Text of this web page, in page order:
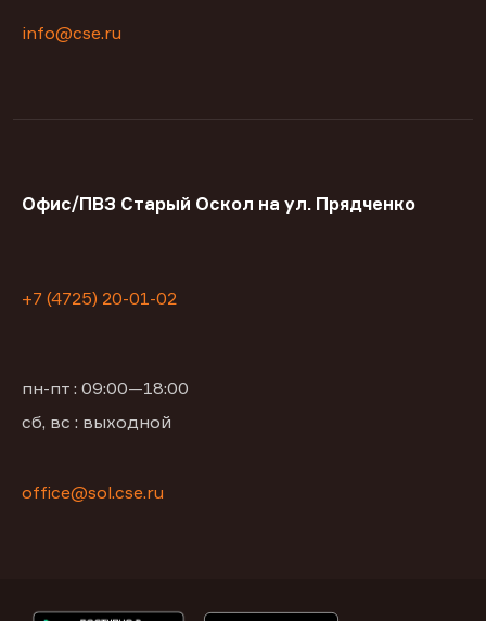
info@cse.ru
Офис/ПВЗ Старый Оскол на ул. Прядченко
+7 (4725) 20-01-02
пн-пт : 09:00—18:00
сб, вс : выходной
office@sol.cse.ru